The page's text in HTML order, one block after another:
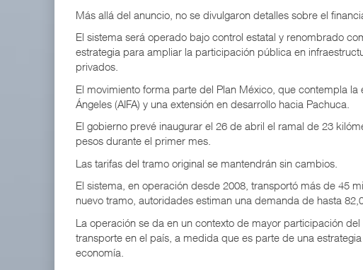
Más allá del anuncio, no se divulgaron detalles sobre el
El sistema será operado bajo control estatal y renombrado
estrategia para ampliar la participación pública en
privados.
El movimiento forma parte del Plan México, que contempla
Ángeles (AIFA) y una extensión en desarrollo hacia Pachuca.
El gobierno prevé inaugurar el 26 de abril el ramal de 23
pesos durante el primer mes.
Las tarifas del tramo original se mantendrán sin cambios.
El sistema, en operación desde 2008, transportó más de 45
nuevo tramo, autoridades estiman una demanda de hasta
La operación se da en un contexto de mayor participación
transporte en el país, a medida que es parte de una
economía.